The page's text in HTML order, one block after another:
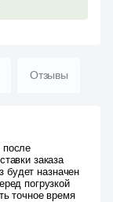
Отзывы
после
заказа
будет назначен
погрузкой
точное время